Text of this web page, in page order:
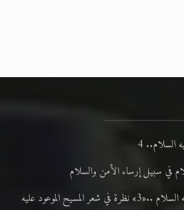
السلام.. 4
في سبيل إرساء الأمن والسلام
رأيٌ في لغة المسيح الموعود عليه السلام ..«3» نظرة في شعر المسيح الموعود عليه